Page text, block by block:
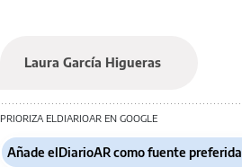
Laura García Higueras
PRIORIZA ELDIARIOAR EN GOOGLE
Añade elDiarioAR como fuente preferida